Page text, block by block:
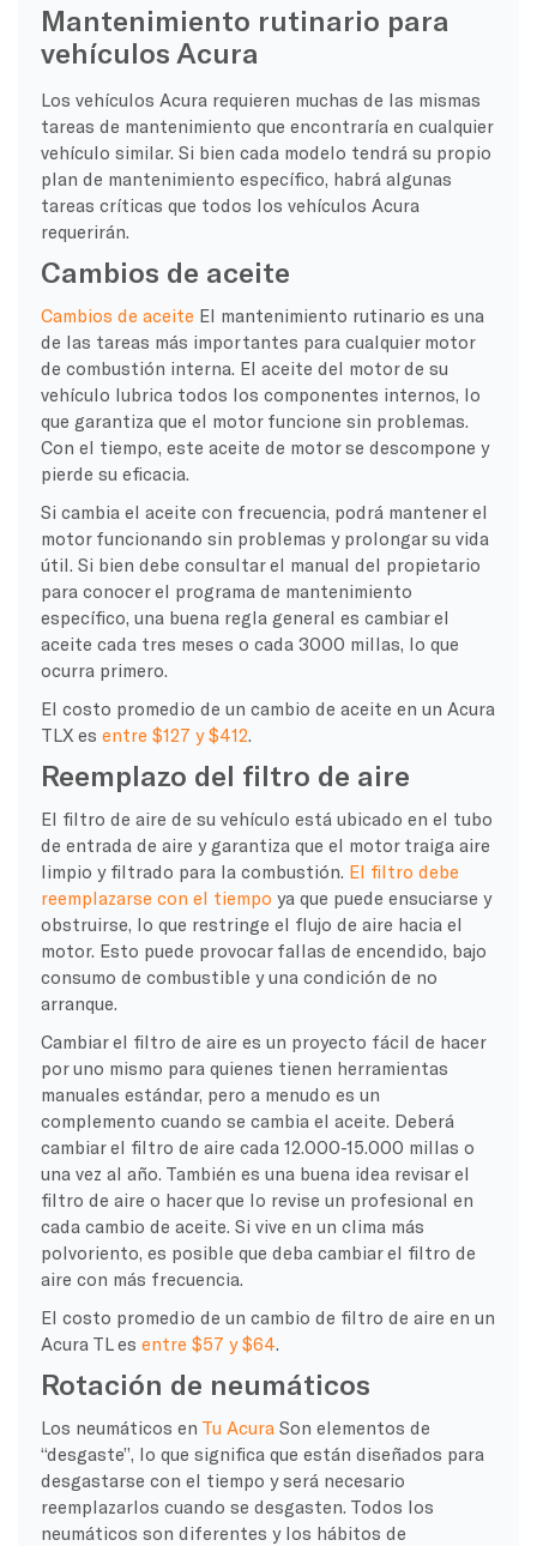
Mantenimiento rutinario para
vehículos Acura
Los vehículos Acura requieren muchas de las mismas
tareas de mantenimiento que encontraría en cualquier
vehículo similar. Si bien cada modelo tendrá su propio
plan de mantenimiento específico, habrá algunas
tareas críticas que todos los vehículos Acura
requerirán.
Cambios de aceite
Cambios de aceite El mantenimiento rutinario es una
de las tareas más importantes para cualquier motor
de combustión interna. El aceite del motor de su
vehículo lubrica todos los componentes internos, lo
que garantiza que el motor funcione sin problemas.
Con el tiempo, este aceite de motor se descompone y
pierde su eficacia.
Si cambia el aceite con frecuencia, podrá mantener el
motor funcionando sin problemas y prolongar su vida
útil. Si bien debe consultar el manual del propietario
para conocer el programa de mantenimiento
específico, una buena regla general es cambiar el
aceite cada tres meses o cada 3000 millas, lo que
ocurra primero.
El costo promedio de un cambio de aceite en un Acura
TLX es entre $127 y $412
Reemplazo del filtro de aire
El filtro de aire de su vehículo está ubicado en el tubo
de entrada de aire y garantiza que el motor traiga aire
limpio y filtrado para la combustión. El filtro debe
reemplazarse con el tiempo ya que puede ensuciarse y
obstruirse, lo que restringe el flujo de aire hacia el
motor. Esto puede provocar fallas de encendido, bajo
consumo de combustible y una condición de no
arranque.
Cambiar el filtro de aire es un proyecto fácil de hacer
por uno mismo para quienes tienen herramientas
manuales estándar, pero a menudo es un
complemento cuando se cambia el aceite. Deberá
cambiar el filtro de aire cada 12.000-15.000 millas o
una vez al año. También es una buena idea revisar el
filtro de aire o hacer que lo revise un profesional en
cada cambio de aceite. Si vive en un clima más
polvoriento, es posible que deba cambiar el filtro de
aire con más frecuencia.
El costo promedio de un cambio de filtro de aire en un
Acura TL es entre $57 y $64
Rotación de neumáticos
Los neumáticos en Tu Acura Son elementos de
“desgaste”, lo que significa que están diseñados para
desgastarse con el tiempo y será necesario
reemplazarlos cuando se desgasten. Todos los
neumáticos son diferentes y los hábitos de